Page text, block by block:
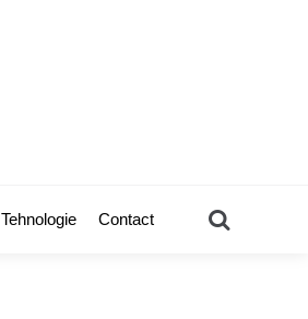
Tehnologie Contact